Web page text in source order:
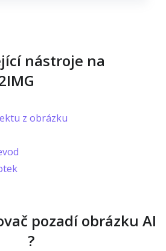
nástroje na
z obrázku
pozadí obrázku AI
?